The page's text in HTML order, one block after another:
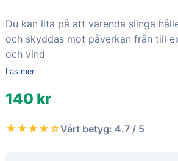
Du kan lita på att varenda slinga
och skyddas mot påverkan från till
och vind
Läs mer
140 kr
★★★★☆Vårt betyg: 4.7 / 5